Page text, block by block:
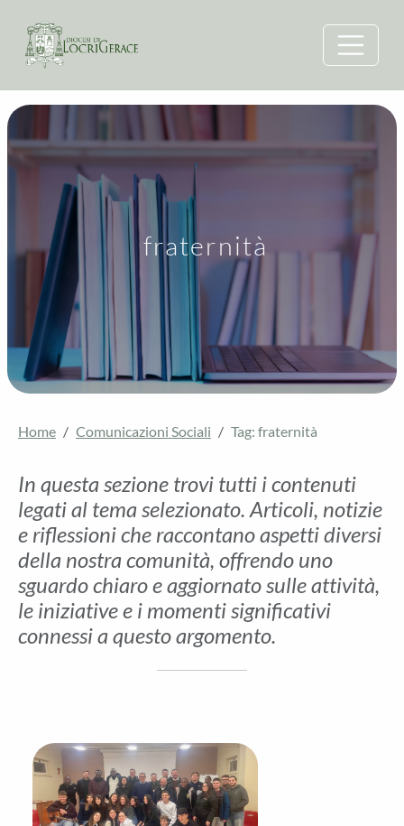
fraternità
Home Comunicazioni Sociali Tag: fraternità
In questa sezione trovi tutti i contenuti
legati al tema selezionato. Articoli, notizie
e riflessioni che raccontano aspetti diversi
della nostra comunità, offrendo uno
sguardo chiaro e aggiornato sulle attività,
le iniziative e i momenti significativi
connessi a questo argomento.